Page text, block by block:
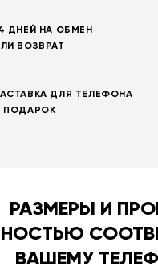
ДНЕЙ НА ОБМЕН
ВОЗВРАТ
ДЛЯ ТЕЛЕФОНА
ПОДАРОК
РАЗМЕРЫ И
ВАШЕМУ